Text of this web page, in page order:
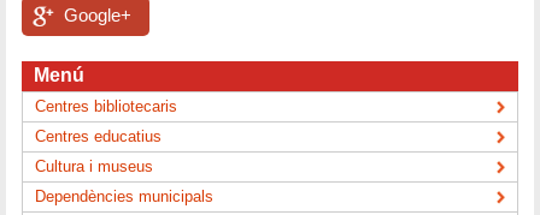
Google+
Menú
Centres bibliotecaris
Centres educatius
Cultura i museus
Dependències municipals